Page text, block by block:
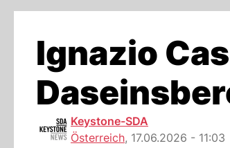
Ignazio
Keystone-SDA
Österreich, 17.06.2026 - 11:03